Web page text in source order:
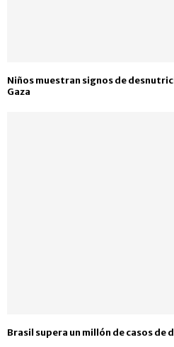
Niños muestran signos de
Gaza
Brasil supera un millón de casos de